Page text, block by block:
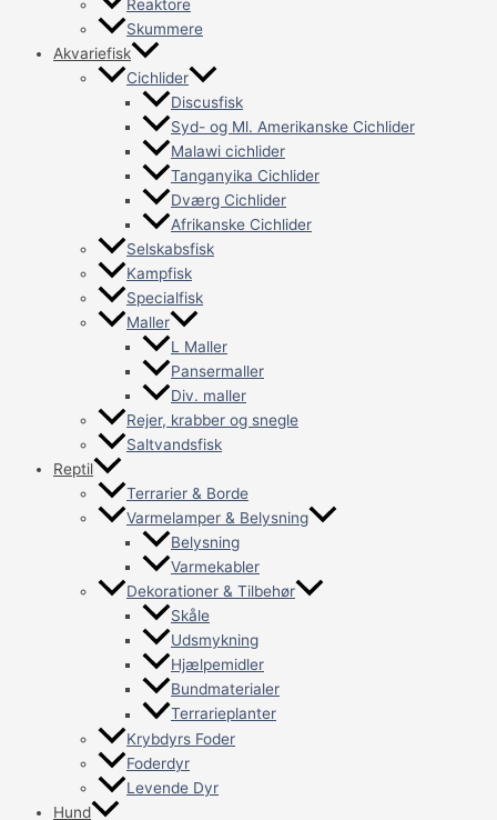
Reaktore
Skummere
Akvariefisk
Cichlider
Discusfisk
Syd- og Ml. Amerikanske Cichlider
Malawi cichlider
Tanganyika Cichlider
Dværg Cichlider
Afrikanske Cichlider
Selskabsfisk
Kampfisk
Specialfisk
Maller
L Maller
Pansermaller
Div. maller
Rejer, krabber og snegle
Saltvandsfisk
Reptil
Terrarier & Borde
Varmelamper & Belysning
Belysning
Varmekabler
Dekorationer & Tilbehør
Skåle
Udsmykning
Hjælpemidler
Bundmaterialer
Terrarieplanter
Krybdyrs Foder
Foderdyr
Levende Dyr
Hund